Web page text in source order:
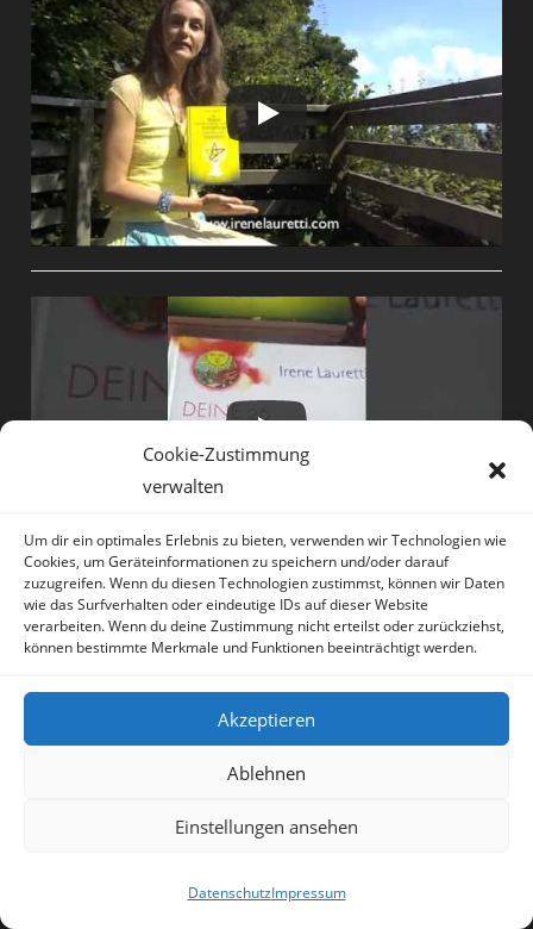
Cookie-Zustimmung
verwalten
Um dir ein optimales Erlebnis zu bieten, verwenden wir Technologien wie
Cookies, um Geräteinformationen zu speichern und/oder darauf
zuzugreifen. Wenn du diesen Technologien zustimmst, können wir Daten
wie das Surfverhalten oder eindeutige IDs auf dieser Website
verarbeiten. Wenn du deine Zustimmung nicht erteilst oder zurückziehst,
können bestimmte Merkmale und Funktionen beeinträchtigt werden.
Akzeptieren
Ablehnen
Einstellungen ansehen
DatenschutzImpressum
HIER klickenfür weitere Filme und
Strömsequenzen von und mit Irene
Neueste Beiträge
UPDATE APP LUNAJIN®!